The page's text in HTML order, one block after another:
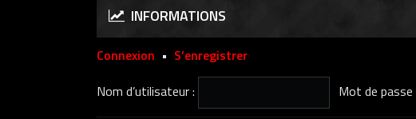
INFORMATIONS
Connexion • S’enregistrer
Nom d’utilisateur :
Mot de passe